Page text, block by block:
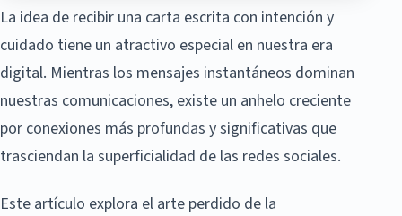
La idea de recibir una carta escrita con intención y
cuidado tiene un atractivo especial en nuestra era
digital. Mientras los mensajes instantáneos dominan
nuestras comunicaciones, existe un anhelo creciente
por conexiones más profundas y significativas que
trasciendan la superficialidad de las redes sociales.
Este artículo explora el arte perdido de la